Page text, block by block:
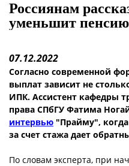
Россиянам
уменьшит пенсию
07.12.2022
Согласно современной
выплат зависит не
ИПК. Ассистент кафедры
права СПбГУ Фатима
интервью "Прайму",
за счет стажа дает
По словам эксперта, при